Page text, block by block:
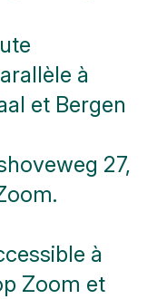
à
et Bergen
27,
à
Zoom et